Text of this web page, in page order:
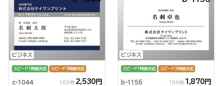
ビジネス
スピード1時間対応 スピード3時間対応
c-1044 100枚 2,530円
ビジネス
スピード1時間対応 スピード3時間対応
b-1156 100枚 1,870円